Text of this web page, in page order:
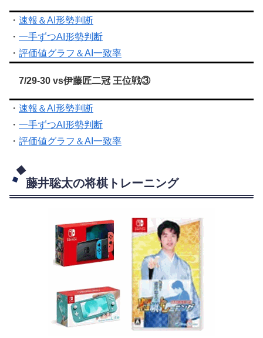
・ 速報＆AI形勢判断
・ 一手ずつAI形勢判断
・ 評価値グラフ＆AI一致率
7/29-30 vs伊藤匠二冠 王位戦③
・ 速報＆AI形勢判断
・ 一手ずつAI形勢判断
・ 評価値グラフ＆AI一致率
藤井聡太の将棋トレーニング